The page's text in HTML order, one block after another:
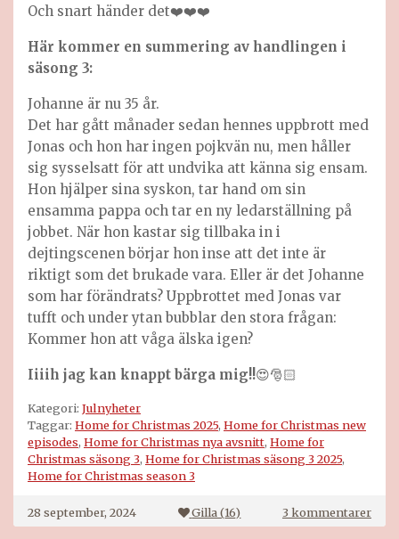
Och snart händer det❤️❤️❤️
Här kommer en summering av handlingen i
säsong 3:
Johanne är nu 35 år.
Det har gått månader sedan hennes uppbrott med
Jonas och hon har ingen pojkvän nu, men håller
sig sysselsatt för att undvika att känna sig ensam.
Hon hjälper sina syskon, tar hand om sin
ensamma pappa och tar en ny ledarställning på
jobbet. När hon kastar sig tillbaka in i
dejtingscenen börjar hon inse att det inte är
riktigt som det brukade vara. Eller är det Johanne
som har förändrats? Uppbrottet med Jonas var
tufft och under ytan bubblar den stora frågan:
Kommer hon att våga älska igen?
Iiiih jag kan knappt bärga mig!!😍🎅🏻
Kategori: Julnyheter
Taggar: Home for Christmas 2025, Home for Christmas new
episodes, Home for Christmas nya avsnitt, Home for
Christmas säsong 3, Home for Christmas säsong 3​ 2025,
Home for Christmas season 3
28 september, 2024 Gilla (16) 3 kommentarertill